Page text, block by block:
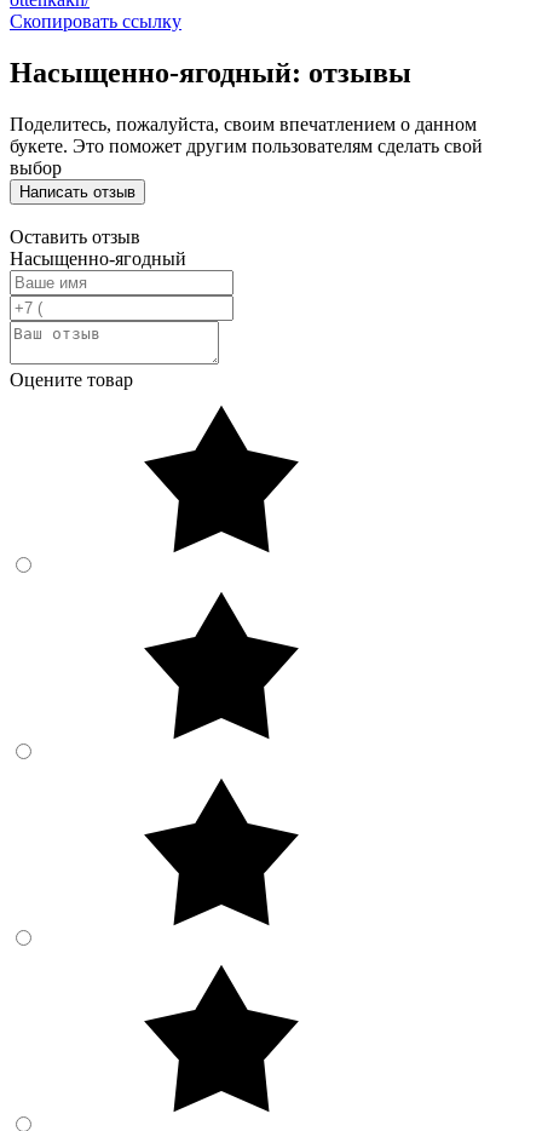
Скопировать ссылку
Насыщенно-ягодный: отзывы
Поделитесь, пожалуйста, своим впечатлением о данном
букете. Это поможет другим пользователям сделать свой
выбор
Написать отзыв
Оставить отзыв
Насыщенно-ягодный
Оцените товар